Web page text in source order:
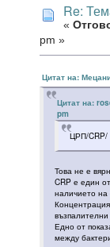
Re:
«
pm »
Цитат на:
Цитат на:
pm
ЦРП/CRP/
Това не е
CRP е един
наличието на
Едно от
между